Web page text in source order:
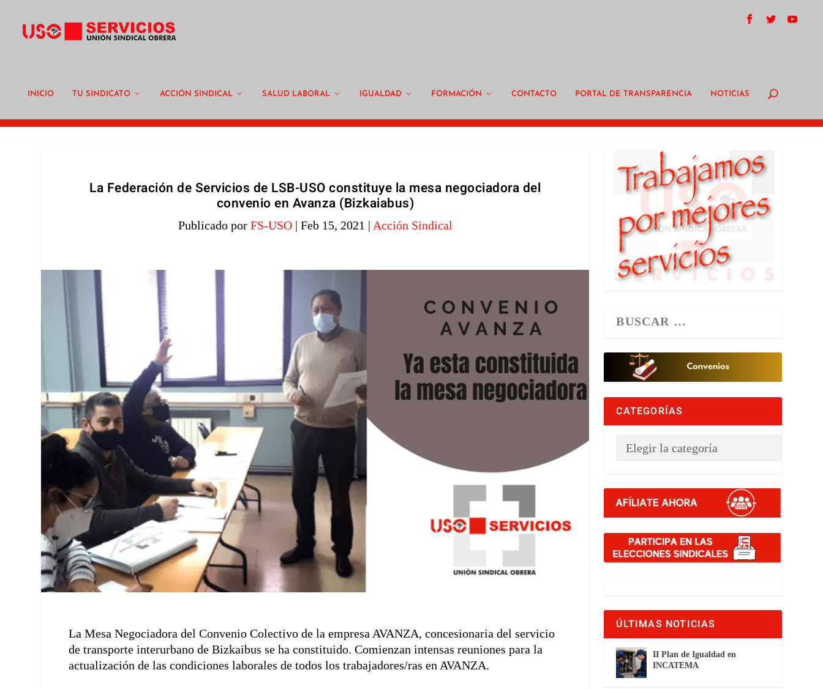
INICIO TU SINDICATO ACCIÓN SINDICAL SALUD LABORAL IGUALDAD FORMACIÓN CONTACTO PORTAL DE TRANSPARENCIA NOTICIAS
La Federación de Servicios de LSB-USO constituye la mesa negociadora del
convenio en Avanza (Bizkaiabus)
Publicado por FS-USO| Feb 15, 2021 | Acción Sindical
La Mesa Negociadora del Convenio Colectivo de la empresa AVANZA, concesionaria del servicio
de transporte interurbano de Bizkaibus se ha constituido. Comienzan intensas reuniones para la
actualización de las condiciones laborales de todos los trabajadores/ras en AVANZA.
CATEGORÍAS
ÚLTIMAS NOTICIAS
II Plan de Igualdad en
INCATEMA